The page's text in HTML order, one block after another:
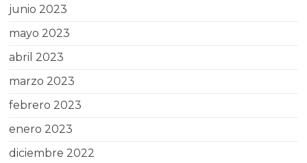
junio 2023
mayo 2023
abril 2023
marzo 2023
febrero 2023
enero 2023
diciembre 2022